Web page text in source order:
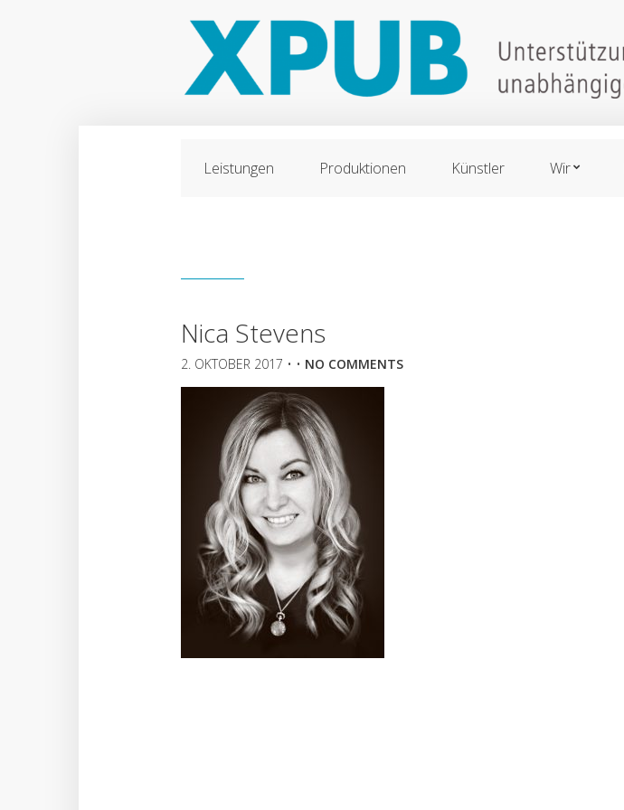
Leistungen Produktionen Künstler Wir
Nica Stevens
2. OKTOBER 2017 • • NO COMMENTS